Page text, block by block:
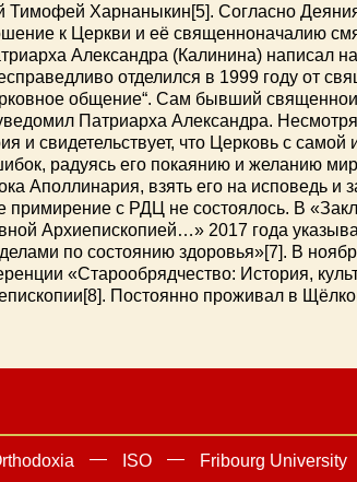
Тимофей Харнаныкин[5]. Согласно
к Церкви и её священноначалию
Александра (Калинина) написал
отделился в 1999 году от
общение“. Сам бывший
Патриарха Александра.
и свидетельствует, что Церковь с
радуясь его покаянию и желанию
Аполлинария, взять его на исповедь и
с РДЦ не состоялось. В
Архиепископией…» 2017 года
по состоянию здоровья»[7]. В
«Старообрядчество: История,
Постоянно проживал в
ISO Fribourg University